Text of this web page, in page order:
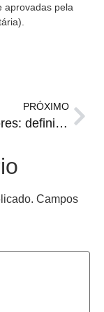
aprovadas pela
PRÓXIMO
Libertadores: definidas datas de Grêmio x Del Valle
Campos